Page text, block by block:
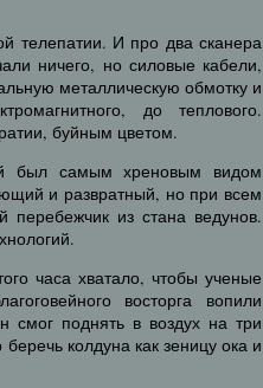
телепатии. И про два сканера
ничего, но силовые кабели,
металлическую обмотку и
до теплового.
буйным цветом.
был самым хреновым видом
и развратный, но при всем
из стана ведунов.
часа хватало, чтобы ученые
восторга вопили
поднять в воздух на три
колдуна как зеницу ока и